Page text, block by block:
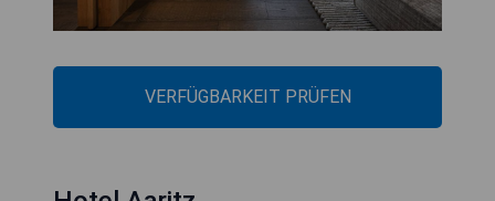
VERFÜGBARKEIT PRÜFEN